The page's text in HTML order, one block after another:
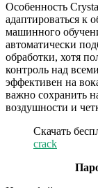
Особенность
адаптироваться к
машинного
автоматически
обработки, хотя
контроль над
эффективен на
важно сохранить
воздушности и
Скачать
crack